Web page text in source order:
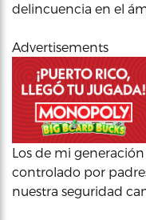
delincuencia en el
Advertisements
Los de mi
controlado por
nuestra seguridad